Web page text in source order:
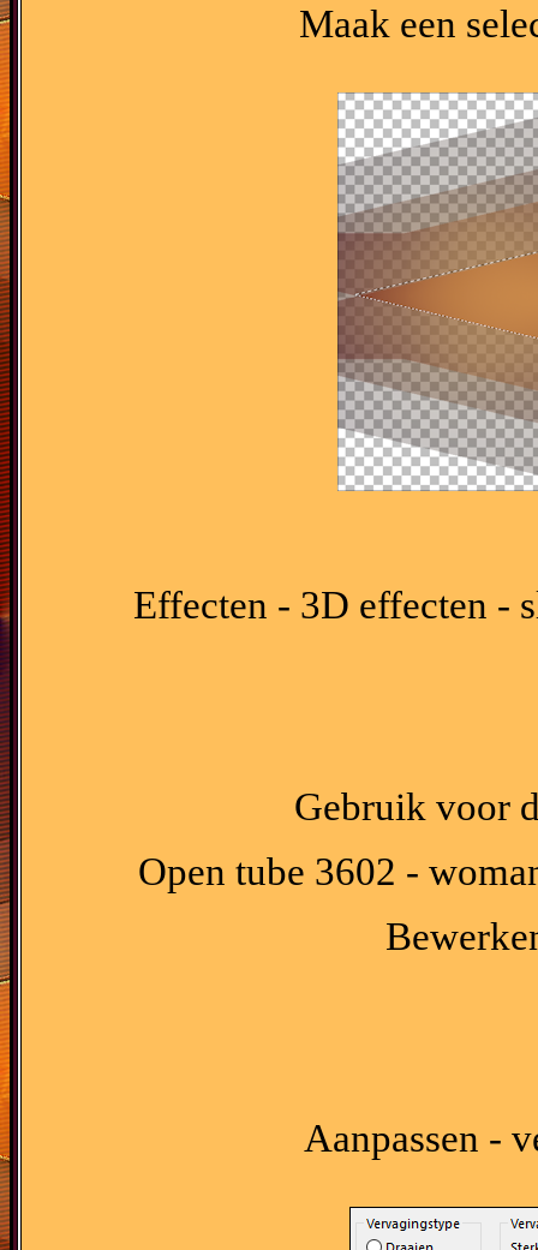
Maak een
Effecten - 3D effecten -
Gebruik voor
Open tube 3602 -
Aanpassen -